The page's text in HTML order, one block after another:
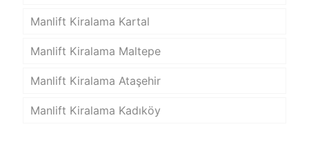
Manlift Kiralama Kartal
Manlift Kiralama Maltepe
Manlift Kiralama Ataşehir
Manlift Kiralama Kadıköy